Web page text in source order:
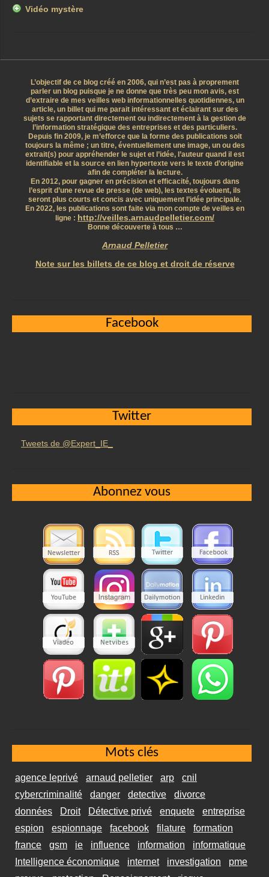
Vidéo mystère
L’objectif de ce blog créé en 2006, qui n’est pas à proprement
parler un blog puisque je ne donne que très peu mon avis, est
d’extraire de mes veilles web informationnelles quotidiennes, un
article, un billet qui me parait intéressant et éclairant sur des
sujets se rapportant directement ou indirectement à la gestion de
l’information stratégique des entreprises et des particuliers.
Depuis fin 2009, je m’efforce que la forme des publications soit
toujours la même ; un titre, éventuellement une image, un ou des
extrait(s) pour appréhender le sujet et l’idée, l’auteur quand il est
identifiable et la source en lien hypertexte vers le texte d’origine
afin de compléter la lecture.
En 2012, pour gagner en précision et efficacité, toujours dans
l’esprit d’une revue de presse (de web), les textes évoluent, ils
seront plus courts et concis avec uniquement l’idée principale.
En 2022, les publications sont faite via mon compte de veilles en
ligne : http://veilles.arnaudpelletier.com/
Bonne découverte à tous …
Arnaud Pelletier
Note sur les billets de ce blog et droit de réserve
Facebook
Twitter
Tweets de @Expert_IE_
Abonnez vous
Mots clés
agence leprivé arnaud pelletier arp
cnil
cybercriminalité
danger detective
divorce
données
Droit Détective privé enquete
entreprise
espion
espionnage facebook filature
formation
france
gsm ie influence information
informatique
Intelligence économique
internet investigation
pme